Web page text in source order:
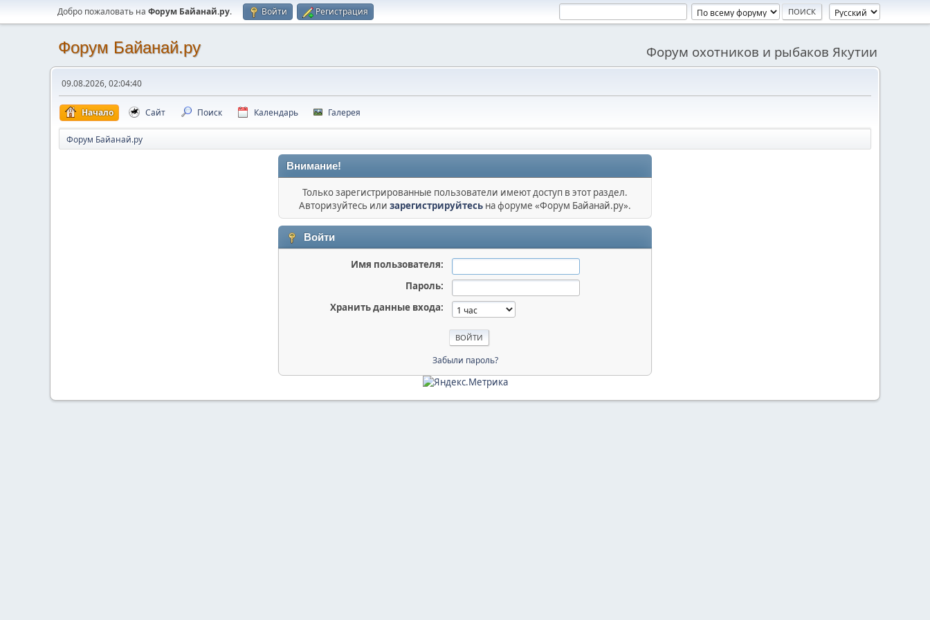
Добро пожаловать на Форум Байанай.ру. Войти Регистрация
Форум Байанай.ру Форум охотников и рыбаков Якутии
09.08.2026, 02:04:40
Начало Сайт Поиск Календарь Галерея
Форум Байанай.ру
Внимание!
Только зарегистрированные пользователи имеют доступ в этот раздел.
Авторизуйтесь или зарегистрируйтесь на форуме «Форум Байанай.ру».
Войти
Имя пользователя:
Пароль:
Хранить данные входа:
Забыли пароль?